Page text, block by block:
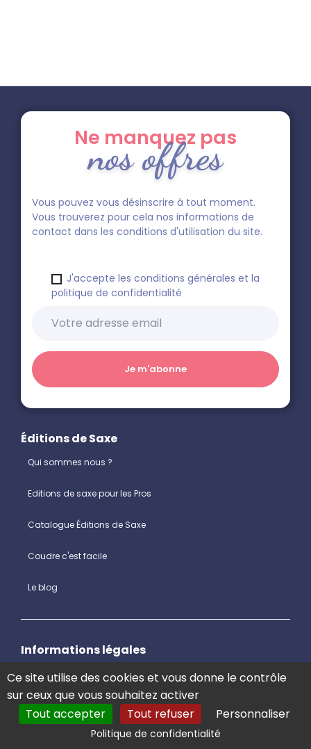
Ne manquez pas
nos offres
Vous pouvez vous désinscrire à tout moment.
Vous trouverez pour cela nos informations de
contact dans les conditions d'utilisation du site.
J'accepte les conditions générales et la
politique de confidentialité
Éditions de Saxe
Qui sommes nous ?
Editions de saxe pour les Pros
Catalogue Éditions de Saxe
Coudre c'est facile
Le blog
Informations légales
Mentions légales aux éditions de saxe
Conditions générales de vente
Protection des données personnelles
Ce site utilise des cookies et vous donne le contrôle
sur ceux que vous souhaitez activer
Tout accepter
Tout refuser Personnaliser
Politique de confidentialité